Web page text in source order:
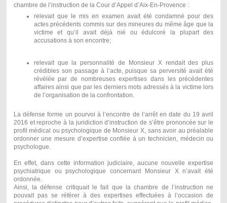
chambre de l’instruction de la Cour d’Appel d’Aix-En-Provence :
relevait que le mis en examen avait été condamné pour des
actes précédents commis sur des mineures du même âge que la
victime et qu’il avait déjà nié ou édulcoré la plupart des
accusations à son encontre;
relevait que la personnalité de Monsieur X rendait des plus
crédibles son passage à l’acte, puisque sa perversité avait été
révélée par de nombreuses expertises dans les précédentes
affaires ainsi que par les derniers mots adressés à la victime lors
de l’organisation de la confrontation.
La défense forme un pourvoi à l’encontre de l’arrêt en date du 19 avril
2016 et reproche à la juridiction d’instruction de s’être prononcée sur le
profil médical ou psychologique de Monsieur X, sans avoir au préalable
ordonner une mesure d’expertise confiée à un technicien, médecin ou
psychologue.
En effet, dans cette information judiciaire, aucune nouvelle expertise
psychiatrique ou psychologique concernant Monsieur X n’avait été
ordonnée.
Ainsi, la défense critiquait le fait que la chambre de l’instruction ne
pouvait pas se référer à des expertises effectuées à l’occasion de